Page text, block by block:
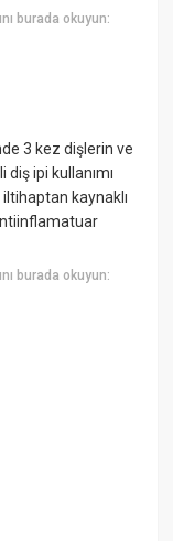
burada okuyun:
3 kez dişlerin ve
ipi kullanımı
kaynaklı
burada okuyun: